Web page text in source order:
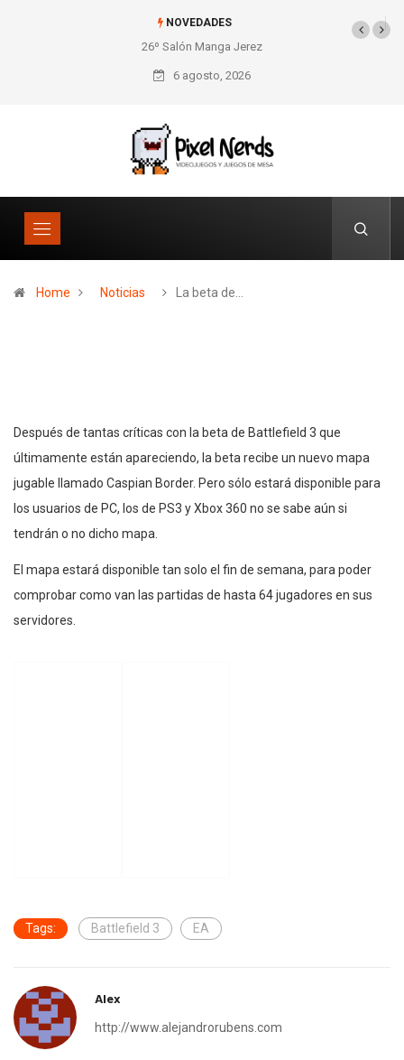
NOVEDADES
26º Salón Manga Jerez SNES Pixel Book para
6 agosto, 2026
Home Noticias La beta de…
Después de tantas críticas con la beta de Battlefield 3 que
últimamente están apareciendo, la beta recibe un nuevo mapa
jugable llamado Caspian Border. Pero sólo estará disponible para
los usuarios de PC, los de PS3 y Xbox 360 no se sabe aún si
tendrán o no dicho mapa.
El mapa estará disponible tan solo el fin de semana, para poder
comprobar como van las partidas de hasta 64 jugadores en sus
servidores.
Tags: Battlefield 3 EA
Alex
http://www.alejandrorubens.com